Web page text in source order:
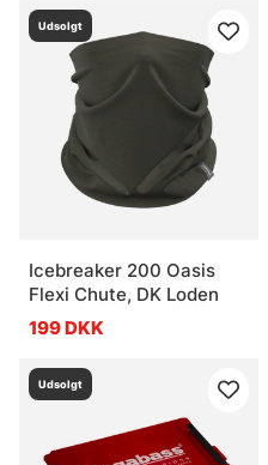
Udsolgt
Icebreaker 200 Oasis
Flexi Chute, DK Loden
199 DKK
Udsolgt